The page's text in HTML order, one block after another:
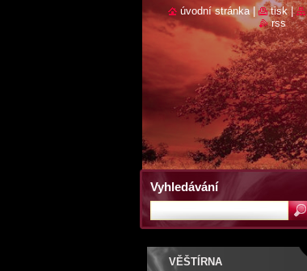
VĚŠTÍRNA
Vyhledávání
úvodní stránka | tisk |
rss